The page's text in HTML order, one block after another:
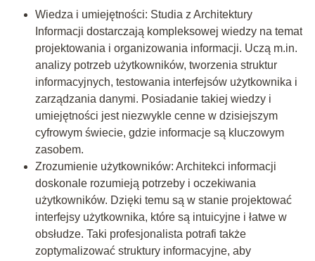
Wiedza i umiejętności: Studia z Architektury
Informacji dostarczają kompleksowej wiedzy na temat
projektowania i organizowania informacji. Uczą m.in.
analizy potrzeb użytkowników, tworzenia struktur
informacyjnych, testowania interfejsów użytkownika i
zarządzania danymi. Posiadanie takiej wiedzy i
umiejętności jest niezwykle cenne w dzisiejszym
cyfrowym świecie, gdzie informacje są kluczowym
zasobem.
Zrozumienie użytkowników: Architekci informacji
doskonale rozumieją potrzeby i oczekiwania
użytkowników. Dzięki temu są w stanie projektować
interfejsy użytkownika, które są intuicyjne i łatwe w
obsłudze. Taki profesjonalista potrafi także
zoptymalizować struktury informacyjne, aby